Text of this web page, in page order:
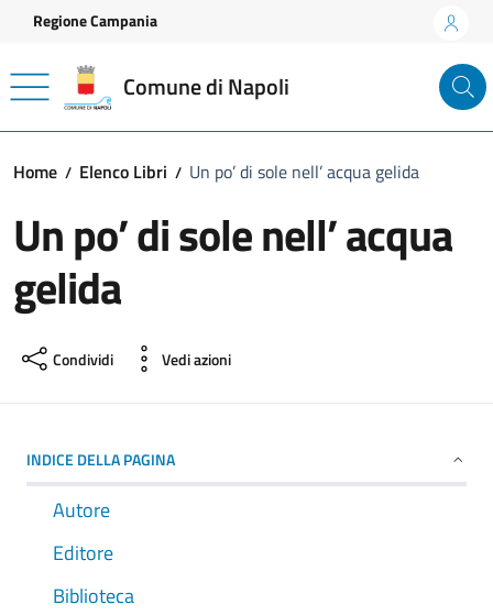
Vai ai contenuti
Vai al footer
Regione Campania
Comune di Napoli
Home Elenco Libri Un po’ di sole nell’ acqua gelida
Un po’ di sole nell’ acqua
gelida
Condividi Vedi azioni
INDICE DELLA PAGINA
Autore
Editore
Biblioteca